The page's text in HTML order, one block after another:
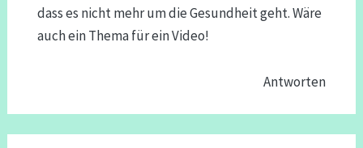
dass es nicht mehr um die Gesundheit geht. Wäre
auch ein Thema für ein Video!
Antworten